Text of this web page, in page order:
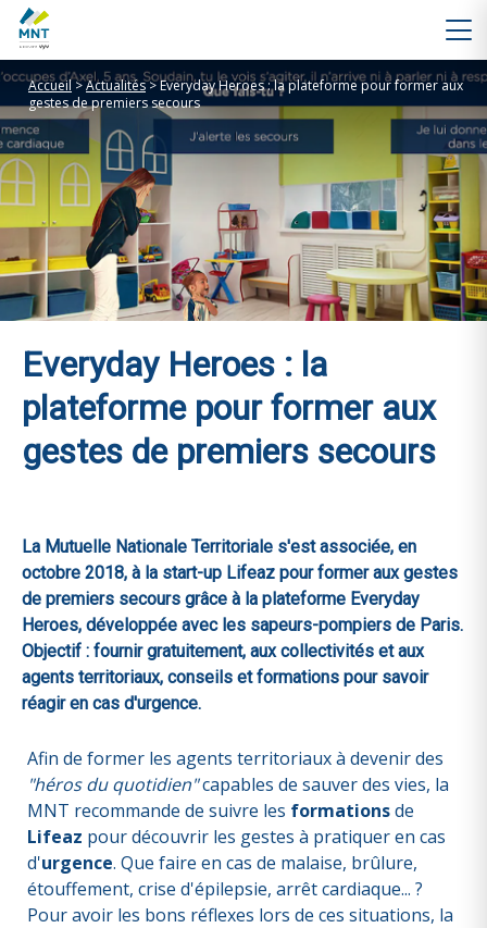
Accueil>Actualités>Everyday Heroes : la plateforme pour former aux
gestes de premiers secours
Everyday Heroes : la
plateforme pour former aux
gestes de premiers secours
La Mutuelle Nationale Territoriale s'est associée, en
octobre 2018, à la start-up Lifeaz pour former aux gestes
de premiers secours grâce à la plateforme Everyday
Heroes, développée avec les sapeurs-pompiers de Paris.
Objectif : fournir gratuitement, aux collectivités et aux
agents territoriaux, conseils et formations pour savoir
réagir en cas d'urgence.
Afin de former les agents territoriaux à devenir des
"héros du quotidien"capables de sauver des vies, la
MNT recommande de suivre les formationsde
Lifeaz pour découvrir les gestes à pratiquer en cas
d'urgence. Que faire en cas de malaise, brûlure,
étouffement, crise d'épilepsie, arrêt cardiaque... ?
Pour avoir les bons réflexes lors de ces situations, la